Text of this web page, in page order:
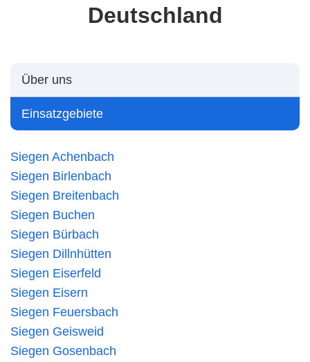
Deutschland
Über uns
Einsatzgebiete
Siegen Achenbach
Siegen Birlenbach
Siegen Breitenbach
Siegen Buchen
Siegen Bürbach
Siegen Dillnhütten
Siegen Eiserfeld
Siegen Eisern
Siegen Feuersbach
Siegen Geisweid
Siegen Gosenbach